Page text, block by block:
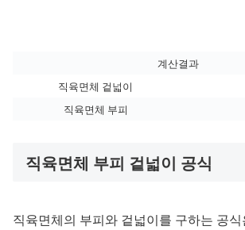
계산결과
직육면체 겉넓이
직육면체 부피
직육면체 부피 겉넓이 공식
직육면체의 부피와 겉넓이를 구하는 공